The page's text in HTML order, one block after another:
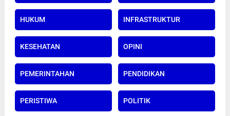
HUKUM INFRASTRUKTUR
KESEHATAN OPINI
PEMERINTAHAN PENDIDIKAN
PERISTIWA POLITIK